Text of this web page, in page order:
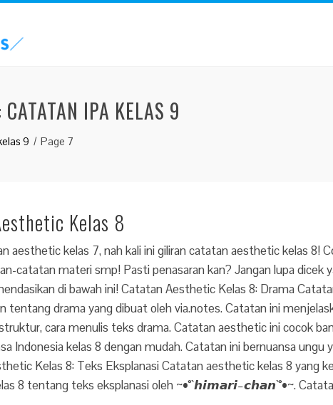
CATATAN IPA KELAS 9
9 Page 7
Kelas 8
aesthetic kelas 7, nah kali ini giliran catatan aesthetic kelas 8!
catatan materi smp! Pasti penasaran kan? Jangan lupa dicek
di bawah ini! Catatan Aesthetic Kelas 8: Drama
tentang drama yang dibuat oleh via.notes. Catatan ini
cara menulis teks drama. Catatan aesthetic ini cocok
Indonesia kelas 8 dengan mudah. Catatan ini bernuansa ungu
Kelas 8: Teks Eksplanasi Catatan aesthetic kelas 8 yang
8 tentang teks eksplanasi oleh ~•°`𝙝𝙞𝙢𝙖𝙧𝙞–𝙘𝙝𝙖𝙣`°•~.